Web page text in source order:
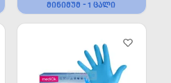
ᲛᲘᲜᲘᲛᲣᲛ - 1 ᲪᲐᲚᲘ